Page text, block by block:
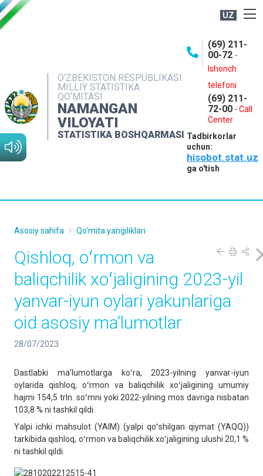
UZ
O‘ZBEKISTON RESPUBLIKASI
MILLIY STATISTIKA
QO‘MITASI
NAMANGAN
VILOYATI
STATISTIKA BOSHQARMASI
(69) 211-
00-72 -
Ishonch
telefoni
(69) 211-
72-00 - Call
Center
Tadbirkorlar
uchun:
hisobot.stat.uz
ga o'tish
NASHRLAR
INTERAKTIV XIZMATLAR
MATBUOT XIZMATI
MUROJAATLAR
Asosiy sahifa Qo'mita yangiliklari
Qishloq, oʻrmon va
baliqchilik xoʻjaligining 2023-yil
yanvar-iyun oylari yakunlariga
oid asosiy maʼlumotlar
28/07/2023
Dastlabki maʼlumotlarga koʻra, 2023-yilning yanvar-iyun
oylarida qishloq, oʻrmon va baliqchilik xoʻjaligining umumiy
hajmi 154,5 trln. soʻmni yoki 2022-yilning mos davriga nisbatan
103,8 % ni tashkil qildi.
Yalpi ichki mahsulot (YAIM) (yalpi qoʻshilgan qiymat (YAQQ))
tarkibida qishloq, oʻrmon va baliqchilik xoʻjaligining ulushi 20,1 %
ni tashkil qildi.